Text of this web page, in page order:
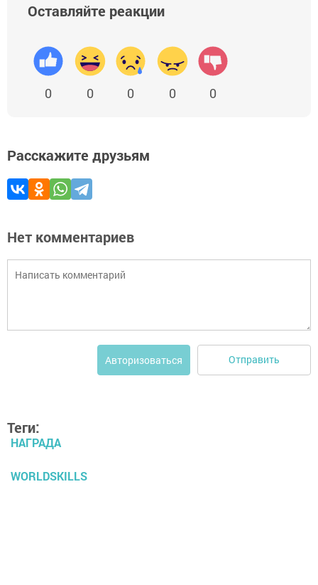
Оставляйте реакции
0 0 0 0 0
Расскажите друзьям
Нет комментариев
Авторизоваться Отправить
Теги:
НАГРАДА
WORLDSKILLS